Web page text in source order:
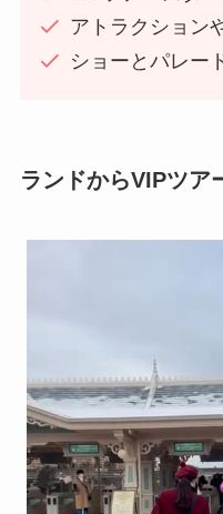
アトラクション
ショーとパレー
ランドからVIPツア